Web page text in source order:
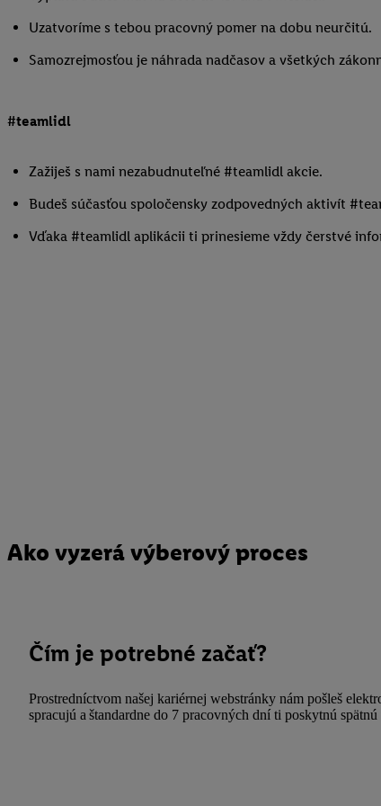
Uzatvoríme s tebou pracovný pomer na dobu neurčitú.
Samozrejmosťou je náhrada nadčasov a všetkých
#teamlidl
Zažiješ s nami nezabudnuteľné #teamlidl akcie.
Budeš súčasťou spoločensky zodpovedných aktivít
Vďaka #teamlidl aplikácii ti prinesieme vždy čerstvé
Ako vyzerá výberový proces
Čím je potrebné začať?
Prostredníctvom našej kariérnej webstránky nám pošleš
spracujú a štandardne do 7 pracovných dní ti poskytnú spätnú